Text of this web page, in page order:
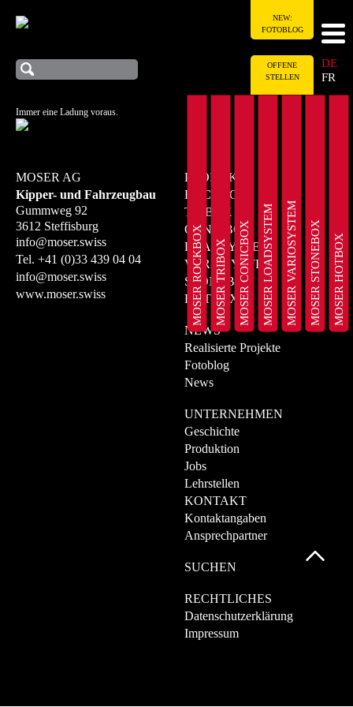
Immer eine Ladung voraus.
DE
FR
NEW:
FOTOBLOG
OFFENE
STELLEN
MOSER ROCKBOXMOSER TRIBOXMOSER CONICBOXMOSER LOADSYSTEMMOSER VARIOSYSTEMMOSER STONEBOXMOSER HOTBOX
MOSER AG
Kipper- und Fahrzeugbau
Gummweg 92
3612 Steffisburg
info@moser.swiss
Tel. +41 (0)33 439 04 04
info@moser.swiss
www.moser.swiss
PRODUKTE
ROCKBOX
TRIBOX
CONICBOX
LOADSYSTEM
VARIOSYSTEM
STONEBOX
HOTBOX
NEWS
Realisierte Projekte
Fotoblog
News
UNTERNEHMEN
Geschichte
Produktion
Jobs
Lehrstellen
KONTAKT
Kontaktangaben
Ansprechpartner
SUCHEN
RECHTLICHES
Datenschutzerklärung
Impressum